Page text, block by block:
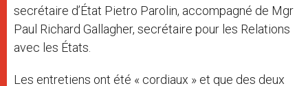
secrétaire d’État Pietro Parolin, accompagné de Mgr
Paul Richard Gallagher, secrétaire pour les Relations
avec les États.
Les entretiens ont été « cordiaux » et que des deux